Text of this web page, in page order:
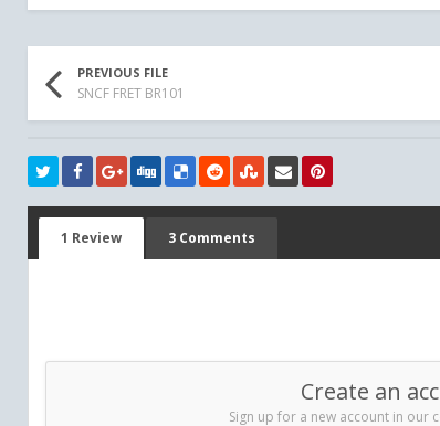
PREVIOUS FILE
SNCF FRET BR101
1 Review 3 Comments
Create an
Sign up for a new account in our